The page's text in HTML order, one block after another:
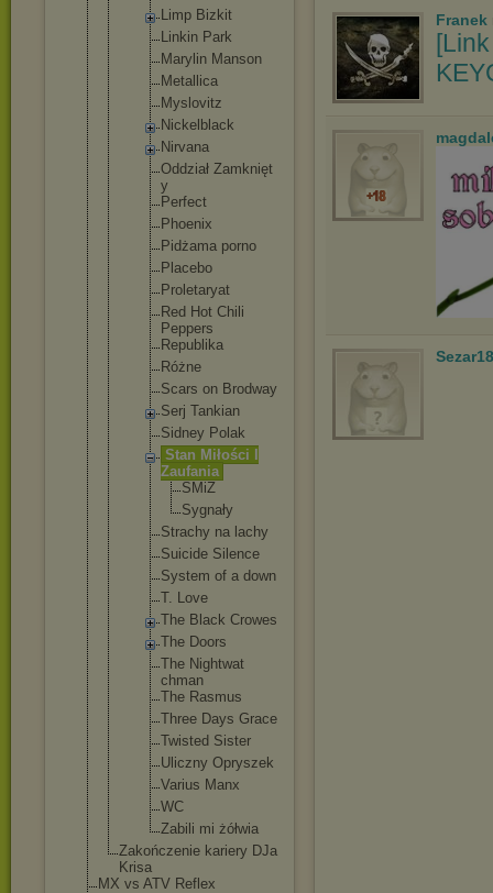
Limp Bizkit
Linkin Park
Marylin Manson
Metallica
Myslovitz
Nickelbl ack
Nirvana
Oddział Zamknięt
y
Perfect
Phoenix
Pidżama porno
Placebo
Proletaryat
Red Hot Chili
Peppers
Republika
Różne
Scars on Brodway
Serj Tankian
Sidney Polak
Stan Miłości I
Zaufania
SMiZ
Sygnały
Strachy na lachy
Suicide Silence
System of a down
T. Love
The Black Crowes
The Doors
The Nightwat
chman
The Rasmus
Three Days Grace
Twisted Sister
Uliczny Opryszek
Varius Manx
WC
Zabili mi żółwia
Zakończenie kariery DJa
Krisa
MX vs ATV Reflex
Franek
Sezar18